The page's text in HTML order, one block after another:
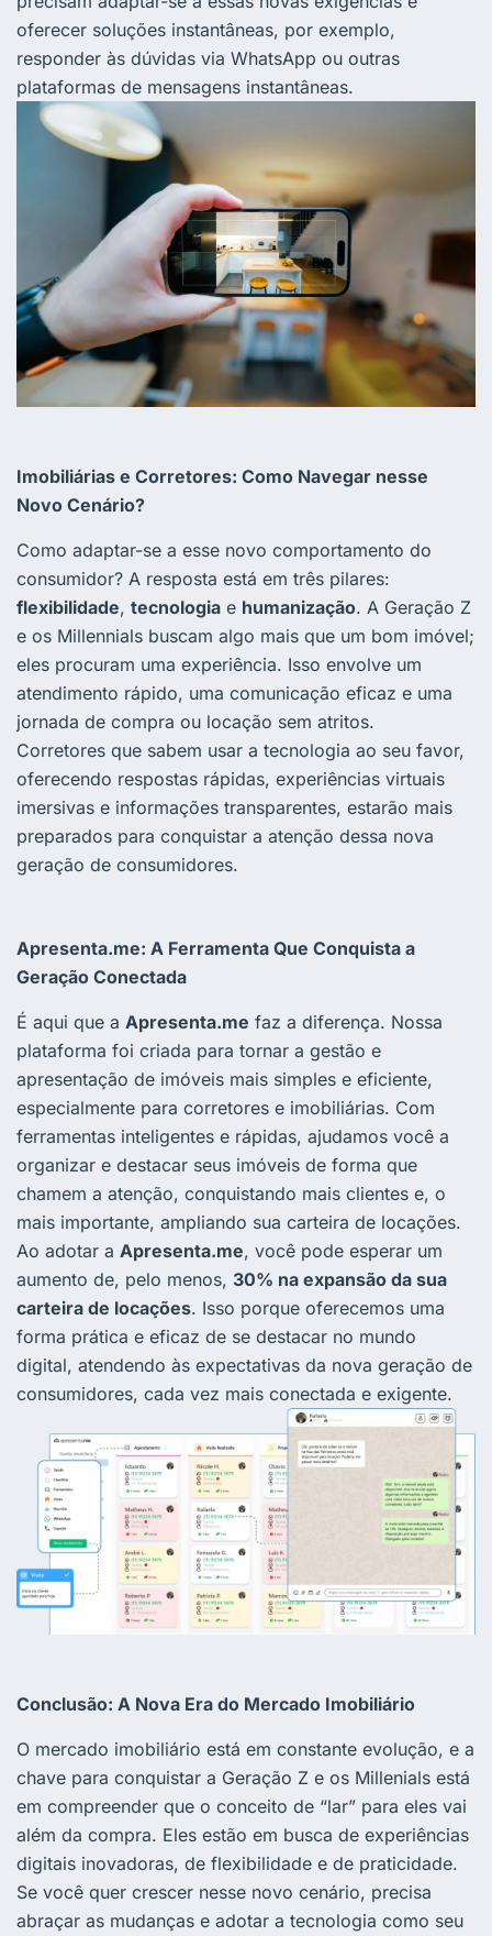
oferecer soluções instantâneas, por exemplo,
responder às dúvidas via WhatsApp ou outras
plataformas de mensagens instantâneas.
Imobiliárias e Corretores: Como Navegar nesse
Novo Cenário?
Como adaptar-se a esse novo comportamento do
consumidor? A resposta está em três pilares:
flexibilidade, tecnologia e humanização. A Geração Z
e os Millennials buscam algo mais que um bom imóvel;
eles procuram uma experiência. Isso envolve um
atendimento rápido, uma comunicação eficaz e uma
jornada de compra ou locação sem atritos.
Corretores que sabem usar a tecnologia ao seu favor,
oferecendo respostas rápidas, experiências virtuais
imersivas e informações transparentes, estarão mais
preparados para conquistar a atenção dessa nova
geração de consumidores.
Apresenta.me: A Ferramenta Que Conquista a
Geração Conectada
É aqui que a Apresenta.me faz a diferença. Nossa
plataforma foi criada para tornar a gestão e
apresentação de imóveis mais simples e eficiente,
especialmente para corretores e imobiliárias. Com
ferramentas inteligentes e rápidas, ajudamos você a
organizar e destacar seus imóveis de forma que
chamem a atenção, conquistando mais clientes e, o
mais importante, ampliando sua carteira de locações.
Ao adotar a Apresenta.me, você pode esperar um
aumento de, pelo menos, 30% na expansão da sua
carteira de locações. Isso porque oferecemos uma
forma prática e eficaz de se destacar no mundo
digital, atendendo às expectativas da nova geração de
consumidores, cada vez mais conectada e exigente.
Conclusão: A Nova Era do Mercado Imobiliário
O mercado imobiliário está em constante evolução, e a
chave para conquistar a Geração Z e os Millenials está
em compreender que o conceito de “lar” para eles vai
além da compra. Eles estão em busca de experiências
digitais inovadoras, de flexibilidade e de praticidade.
Se você quer crescer nesse novo cenário, precisa
abraçar as mudanças e adotar a tecnologia como seu